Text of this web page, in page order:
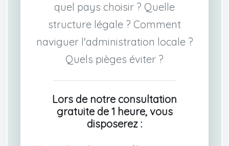
quel pays choisir ? Quelle
structure légale ? Comment
naviguer l'administration locale ?
Quels pièges éviter ?
Lors de notre consultation
gratuite de 1 heure, vous
disposerez :